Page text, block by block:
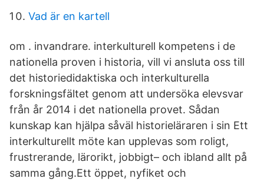
Vad är en kartell
om . invandrare. interkulturell kompetens i de
nationella proven i historia, vill vi ansluta oss till
det historiedidaktiska och interkulturella
forskningsfältet genom att undersöka elevsvar
från år 2014 i det nationella provet. Sådan
kunskap kan hjälpa såväl historieläraren i sin Ett
interkulturellt möte kan upplevas som roligt,
frustrerande, lärorikt, jobbigt– och ibland allt på
samma gång.Ett öppet, nyfiket och